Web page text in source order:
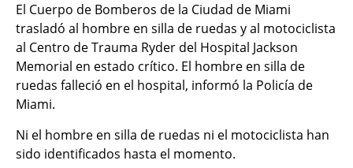
El Cuerpo de Bomberos de la Ciudad de Miami
trasladó al hombre en silla de ruedas y al motociclista
al Centro de Trauma Ryder del Hospital Jackson
Memorial en estado crítico. El hombre en silla de
ruedas falleció en el hospital, informó la Policía de
Miami.
Ni el hombre en silla de ruedas ni el motociclista han
sido identificados hasta el momento.